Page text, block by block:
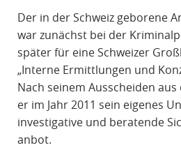
Der in der Schweiz geborene
war zunächst bei der
später für eine Schweizer
„Interne Ermittlungen und
Nach seinem Ausscheiden
er im Jahr 2011 sein eigenes
investigative und beratende
anbot.